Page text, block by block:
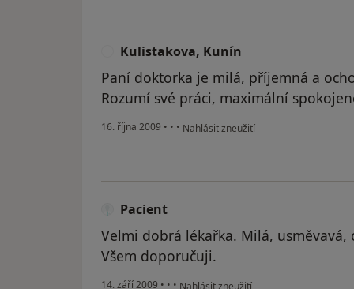
Kulistakova, Kunín
Paní doktorka je milá, příjemná a
Rozumí své práci, maximální
16. října 2009 • • • podle názoru uživatele Kulistakova,
Nahlásit zneužití
Pacient
Velmi dobrá lékařka. Milá, usměvavá,
Všem doporučuji.
14. září 2009 • • • podle názoru uživatele Pacient